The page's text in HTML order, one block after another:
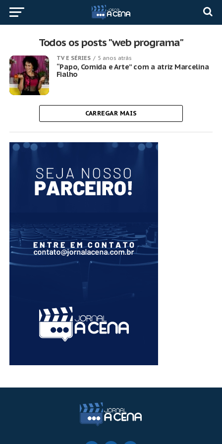
Todos os posts "web programa"
TV E SÉRIES 5 anos atrás
“Papo, Comida e Arte” com a atriz Marcelina
Fialho
CARREGAR MAIS